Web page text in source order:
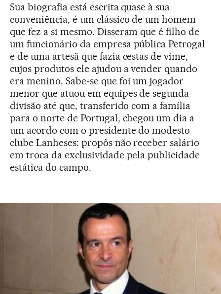
Sua biografia está escrita quase à sua
conveniência, é um clássico de um homem
que fez a si mesmo. Disseram que é filho de
um funcionário da empresa pública Petrogal
e de uma artesã que fazia cestas de vime,
cujos produtos ele ajudou a vender quando
era menino. Sabe-se que foi um jogador
menor que atuou em equipes de segunda
divisão até que, transferido com a família
para o norte de Portugal, chegou um dia a
um acordo com o presidente do modesto
clube Lanheses: propôs não receber salário
em troca da exclusividade pela publicidade
estática do campo.